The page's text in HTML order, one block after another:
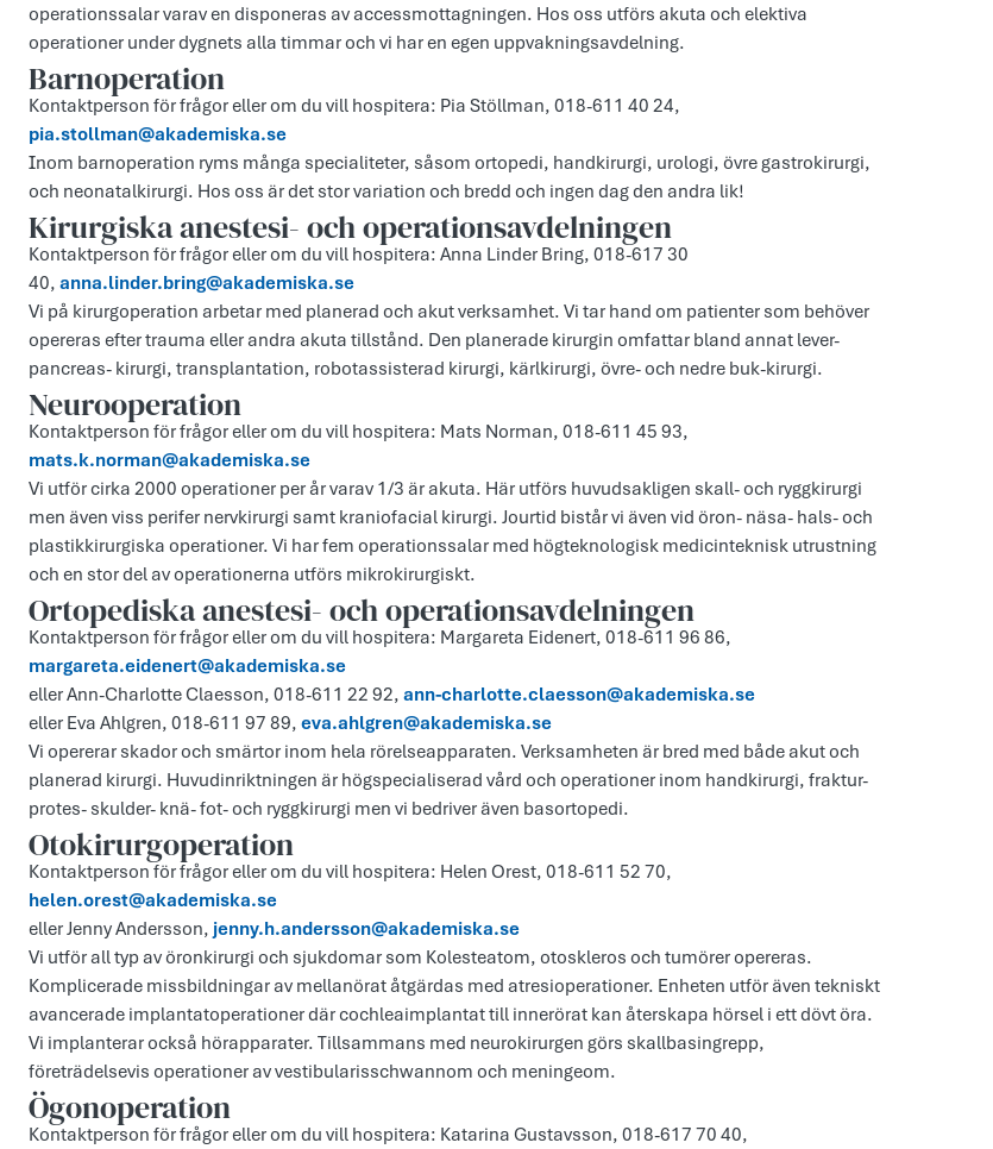
operationssalar varav en disponeras av accessmottagningen. Hos oss utförs akuta och elektiva
operationer under dygnets alla timmar och vi har en egen uppvakningsavdelning.
Barnoperation
Kontaktperson för frågor eller om du vill hospitera: Pia Stöllman, 018-611 40 24,
pia.stollman@akademiska.se
Inom barnoperation ryms många specialiteter, såsom ortopedi, handkirurgi, urologi, övre gastrokirurgi,
och neonatalkirurgi. Hos oss är det stor variation och bredd och ingen dag den andra lik!
Kirurgiska anestesi- och operationsavdelningen
Kontaktperson för frågor eller om du vill hospitera: Anna Linder Bring, 018-617 30
40, anna.linder.bring@akademiska.se
Vi på kirurgoperation arbetar med planerad och akut verksamhet. Vi tar hand om patienter som behöver
opereras efter trauma eller andra akuta tillstånd. Den planerade kirurgin omfattar bland annat lever-
pancreas- kirurgi, transplantation, robotassisterad kirurgi, kärlkirurgi, övre- och nedre buk-kirurgi.
Neurooperation
Kontaktperson för frågor eller om du vill hospitera: Mats Norman, 018-611 45 93,
mats.k.norman@akademiska.se
Vi utför cirka 2000 operationer per år varav 1/3 är akuta. Här utförs huvudsakligen skall- och ryggkirurgi
men även viss perifer nervkirurgi samt kraniofacial kirurgi. Jourtid bistår vi även vid öron- näsa- hals- och
plastikkirurgiska operationer. Vi har fem operationssalar med högteknologisk medicinteknisk utrustning
och en stor del av operationerna utförs mikrokirurgiskt.
Ortopediska anestesi- och operationsavdelningen
Kontaktperson för frågor eller om du vill hospitera: Margareta Eidenert, 018-611 96 86,
margareta.eidenert@akademiska.se
eller Ann-Charlotte Claesson, 018-611 22 92, ann-charlotte.claesson@akademiska.se
eller Eva Ahlgren, 018-611 97 89, eva.ahlgren@akademiska.se
Vi opererar skador och smärtor inom hela rörelseapparaten. Verksamheten är bred med både akut och
planerad kirurgi. Huvudinriktningen är högspecialiserad vård och operationer inom handkirurgi, fraktur-
protes- skulder- knä- fot- och ryggkirurgi men vi bedriver även basortopedi.
Otokirurgoperation
Kontaktperson för frågor eller om du vill hospitera: Helen Orest, 018-611 52 70,
helen.orest@akademiska.se
eller Jenny Andersson, jenny.h.andersson@akademiska.se
Vi utför all typ av öronkirurgi och sjukdomar som Kolesteatom, otoskleros och tumörer opereras.
Komplicerade missbildningar av mellanörat åtgärdas med atresioperationer. Enheten utför även tekniskt
avancerade implantatoperationer där cochleaimplantat till innerörat kan återskapa hörsel i ett dövt öra.
Vi implanterar också hörapparater. Tillsammans med neurokirurgen görs skallbasingrepp,
företrädelsevis operationer av vestibularisschwannom och meningeom.
Ögonoperation
Kontaktperson för frågor eller om du vill hospitera: Katarina Gustavsson, 018-617 70 40,